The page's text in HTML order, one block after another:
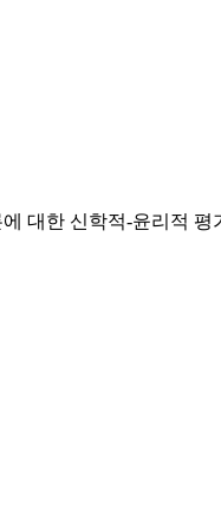
대한 신학적-윤리적